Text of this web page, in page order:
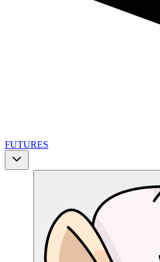
FUTURES